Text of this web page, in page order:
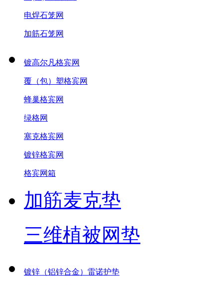
电焊石笼网
加筋石笼网
镀高尔凡格宾网
覆（包）塑格宾网
蜂巢格宾网
绿格网
塞克格宾网
镀锌格宾网
格宾网箱
加筋麦克垫
三维植被网垫
镀锌（铝锌合金）雷诺护垫